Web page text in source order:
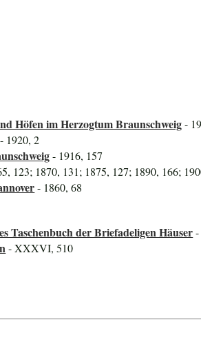
Höfen im Herzogtum Braunschweig-
- 1920, 2
- 1916, 157
123; 1870, 131; 1875, 127; 1890, 166;
- 1860, 68
Taschenbuch der Briefadeligen Häuser
- XXXVI, 510